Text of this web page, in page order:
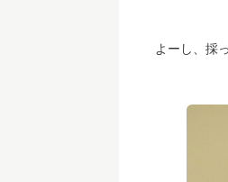
よーし、採